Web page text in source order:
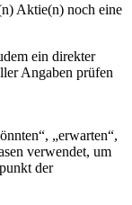
Aktie(n) noch eine
ein direkter
Angaben prüfen
„erwarten“,
verwendet, um
der